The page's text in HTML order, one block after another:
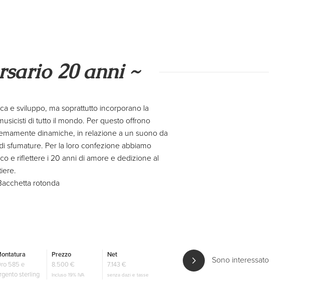
20 anni ~
e sviluppo, ma soprattutto incorporano la
di tutto il mondo. Per questo offrono
dinamiche, in relazione a un suono da
sfumature. Per la loro confezione abbiamo
e riflettere i 20 anni di amore e dedizione al
rotonda
585 e
sterling
Prezzo
8.500 €
Incluso 19% IVA
Net
7.143 €
senza dazi e tasse
Sono interessato